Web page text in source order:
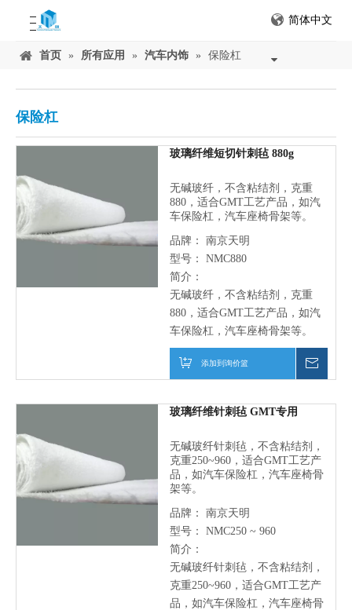
简体中文
首页 » 所有应用 » 汽车内饰 » 保险杠
保险杠
玻璃纤维短切针刺毡 880g
无碱玻纤，不含粘结剂，克重
880，适合GMT工艺产品，如汽
车保险杠，汽车座椅骨架等。
品牌：
南京天明
型号：
NMC880
简介：
无碱玻纤，不含粘结剂，克重
880，适合GMT工艺产品，如汽
车保险杠，汽车座椅骨架等。
添加到询价篮
玻璃纤维针刺毡 GMT专用
无碱玻纤针刺毡，不含粘结剂，
克重250~960，适合GMT工艺产
品，如汽车保险杠，汽车座椅骨
架等。
品牌：
南京天明
型号：
NMC250 ~ 960
简介：
无碱玻纤针刺毡，不含粘结剂，
克重250~960，适合GMT工艺产
品，如汽车保险杠，汽车座椅骨